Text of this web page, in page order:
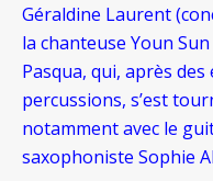
Géraldine Laurent
la chanteuse Youn
Pasqua, qui, après
percussions, s’est
notamment avec le
saxophoniste Sophie